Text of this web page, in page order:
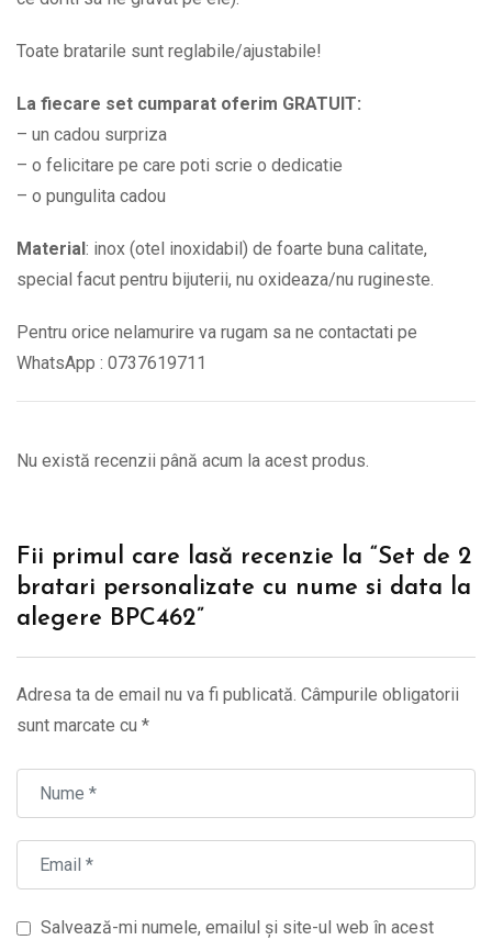
Toate bratarile sunt reglabile/ajustabile!
La fiecare set cumparat oferim GRATUIT:
– un cadou surpriza
– o felicitare pe care poti scrie o dedicatie
– o pungulita cadou
Material : inox (otel inoxidabil) de foarte buna calitate,
special facut pentru bijuterii, nu oxideaza/nu rugineste.
Pentru orice nelamurire va rugam sa ne contactati pe
WhatsApp : 0737619711
Nu există recenzii până acum la acest produs.
Fii primul care lasă recenzie la “Set de 2
bratari personalizate cu nume si data la
alegere BPC462”
Adresa ta de email nu va fi publicată. Câmpurile obligatorii
sunt marcate cu *
Salvează-mi numele, emailul și site-ul web în acest